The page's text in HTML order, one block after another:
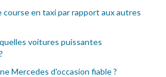
course en taxi par rapport aux autres
voitures puissantes
Mercedes d'occasion fiable ?